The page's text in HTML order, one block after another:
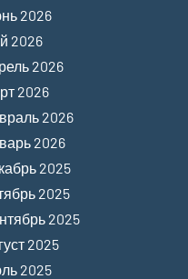
2026
2026
2026
2026
2026
2026
2025
2025
2025
2025
2025